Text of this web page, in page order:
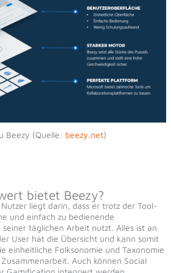
Beezy (Quelle: beezy.net)
bietet Beezy?
liegt darin, dass er trotz der Tool-
und einfach zu bedienende
täglichen Arbeit nutzt. Alles ist an
User hat die Übersicht und kann somit
einheitliche Folksonomie und Taxonomie
Auch können Social